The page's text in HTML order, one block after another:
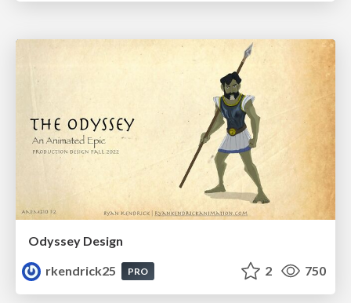
Odyssey Design
rkendrick25
PRO 2 750